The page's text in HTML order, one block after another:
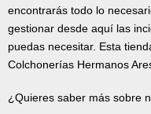
encontrarás todo lo
gestionar desde aquí las
puedas necesitar. Esta
Colchonerías Hermanos Ares
¿Quieres saber más sobre